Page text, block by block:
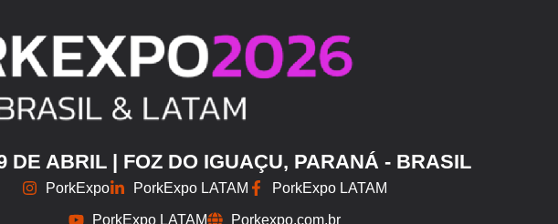
DE ABRIL | FOZ DO IGUAÇU, PARANÁ - BRASIL
PorkExpo PorkExpo LATAM PorkExpo LATAM
PorkExpo LATAM Porkexpo.com.br